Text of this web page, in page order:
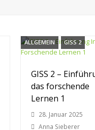
ALLGEMEIN GISS 2
GISS 2 –
das forschende
Lernen 1
28. Januar 2025
Anna Sieberer